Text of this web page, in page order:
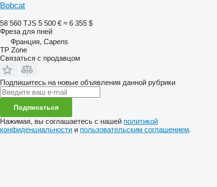
Bobcat
58 560 TJS 5 500 € ≈ 6 355 $
Фреза для пней
Франция, Capens
TP Zone
Связаться с продавцом
Подпишитесь на новые объявления данной рубрики
Подписаться
Нажимая, вы соглашаетесь с нашей политикой
конфиденциальности и пользовательским соглашением.